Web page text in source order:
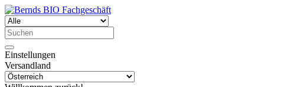
Einstellungen
Versandland